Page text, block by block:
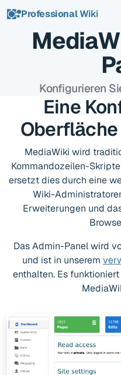
ProfessionalWiki
Konfigurieren
Eine
MediaWiki wird
Kommandozeilen-
ersetzt dies durch eine
Wiki-
Erweiterungen und
Das Admin-Panel wird
und ist in unserem
enthalten. Es